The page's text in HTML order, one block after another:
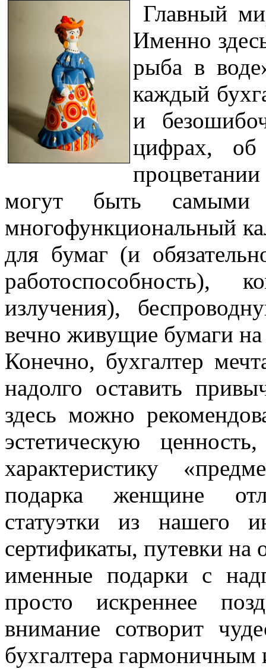
Главный
Именно
рыба в
каждый
и
цифрах,
могут быть самыми
многофункциональный
для бумаг (и
работоспособность),
излучения),
вечно живущие бумаги на
Конечно, бухгалтер
надолго оставить
здесь можно
эстетическую
характеристику
подарка женщине
статуэтки из нашего
сертификаты, путевки на
именные подарки с
просто искреннее
внимание сотворит
бухгалтера